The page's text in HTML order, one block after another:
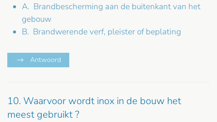
A. Brandbescherming aan de buitenkant van het
gebouw
B. Brandwerende verf, pleister of beplating
Antwoord
10. Waarvoor wordt inox in de bouw het
meest gebruikt ?